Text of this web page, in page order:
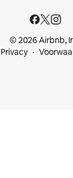
© 2026 Airbnb,
Privacy